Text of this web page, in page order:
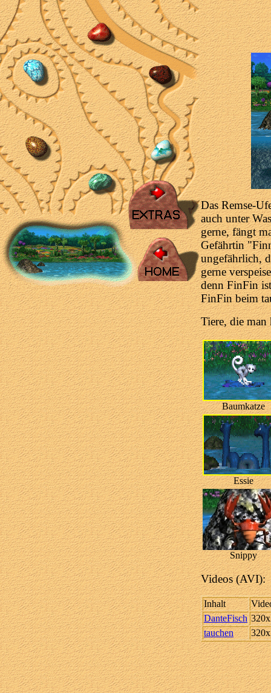
Das Remse-
auch unter
gerne, fängt
Gefährtin
ungefährlich,
gerne
denn FinFin
FinFin beim
Tiere, die man
Baumkatze
Essie
Snippy
Videos (AVI):
Inhalt
DanteFisch
tauchen